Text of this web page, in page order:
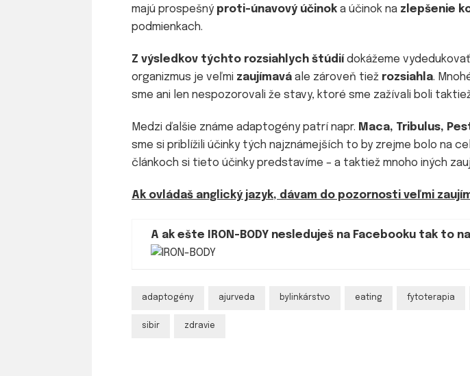
majú prospešný proti-únavový účinok a účinok na zlepšenie
podmienkach.
Z výsledkov týchto rozsiahlych štúdií dokážeme
organizmus je veľmi zaujímavá ale zároveň tiež rozsiahla.
sme ani len nespozorovali že stavy, ktoré sme zažívali boli
Medzi ďalšie známe adaptogény patrí napr. Maca, Tribulus,
sme si priblížili účinky tých najznámejších to by zrejme bolo na
článkoch si tieto účinky predstavíme – a taktiež mnoho iných
Ak ovládaš anglický jazyk, dávam do pozornosti veľmi
A ak ešte IRON-BODY nesleduješ na Facebooku tak to
adaptogény ajurveda bylinkárstvo eating fytoterapia
sibir zdravie